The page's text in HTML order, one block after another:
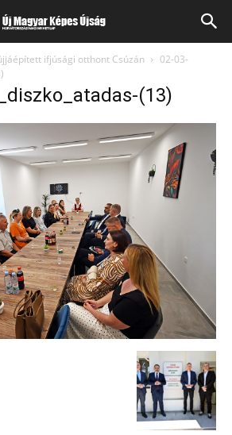
ifjúsági otthont Csúzán
02-03-
(13)